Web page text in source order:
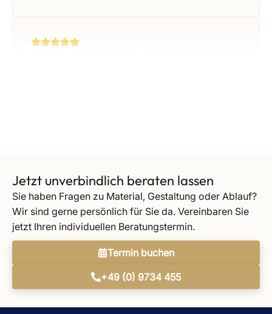
Jetzt unverbindlich beraten lassen
Sie haben Fragen zu Material, Gestaltung oder Ablauf?
Wir sind gerne persönlich für Sie da. Vereinbaren Sie
jetzt Ihren individuellen Beratungstermin.
Termin buchen
+49 (0) 9734 455